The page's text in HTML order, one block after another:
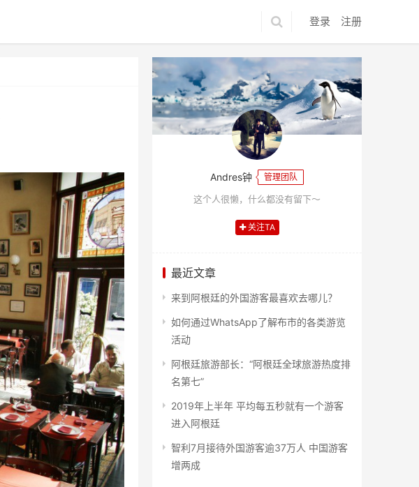
登录 注册
Andres钟 管理团队
这个人很懒，什么都没有留下～
关注TA
最近文章
来到阿根廷的外国游客最喜欢去哪儿？
如何通过WhatsApp了解布市的各类游览
活动
阿根廷旅游部长：“阿根廷全球旅游热度排
名第七”
2019年上半年 平均每五秒就有一个游客
进入阿根廷
智利7月接待外国游客逾37万人 中国游客
增两成